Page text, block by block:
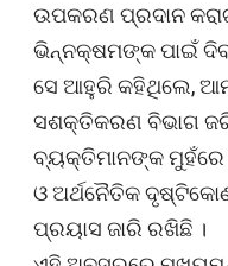
ଉପକରଣ ପ୍ରଦାନ
ଭିନ୍ନକ୍ଷମଙ୍କ ପାଇଁ
ସେ ଆହୁରି କହିଥିଲେ,
ସଶକ୍ତିକରଣ ବିଭାଗ
ବ୍ୟକ୍ତିମାନଙ୍କ ମୁହଁରେ
ଓ ଅର୍ଥନୈତିକ
ପ୍ରୟାସ ଜାରି ରଖିଛି ।